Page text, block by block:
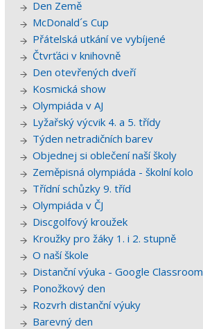
Den Země
McDonald´s Cup
Přátelská utkání ve vybíjené
Čtvrťáci v knihovně
Den otevřených dveří
Kosmická show
Olympiáda v AJ
Lyžařský výcvik 4. a 5. třídy
Týden netradičních barev
Objednej si oblečení naší školy
Zeměpisná olympiáda - školní kolo
Třídní schůzky 9. tříd
Olympiáda v ČJ
Discgolfový kroužek
Kroužky pro žáky 1. i 2. stupně
O naší škole
Distanční výuka - Google Classroom
Ponožkový den
Rozvrh distanční výuky
Barevný den